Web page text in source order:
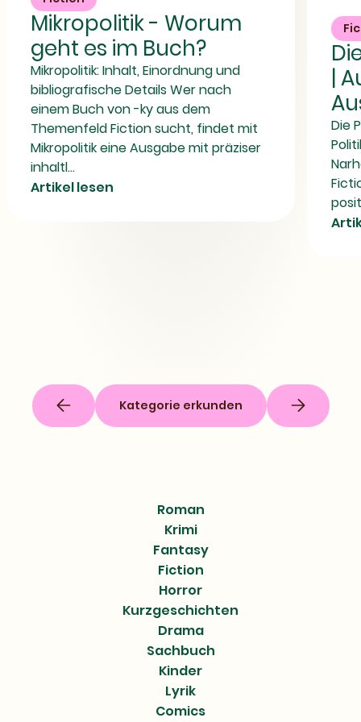
Mikropolitik - Worum
geht es im Buch?
Mikropolitik: Inhalt, Einordnung und
bibliografische Details Wer nach
einem Buch von -ky aus dem
Themenfeld Fiction sucht, findet mit
Mikropolitik eine Ausgabe mit präziser
inhaltl...
Artikel lesen
Schönen
|
Die
Kategorie erkunden
Roman
Krimi
Fantasy
Fiction
Horror
Kurzgeschichten
Drama
Sachbuch
Kinder
Lyrik
Comics